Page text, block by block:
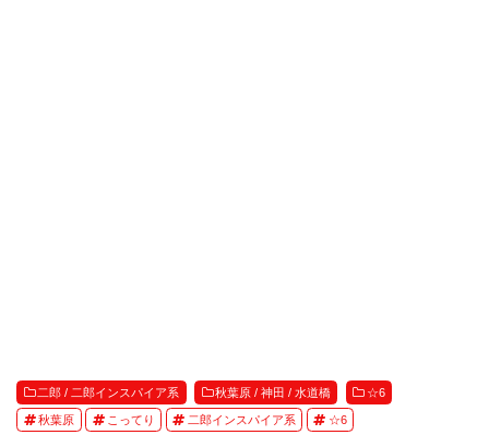
二郎 / 二郎インスパイア系 秋葉原 / 神田 / 水道橋 ☆6
秋葉原 こってり 二郎インスパイア系 ☆6